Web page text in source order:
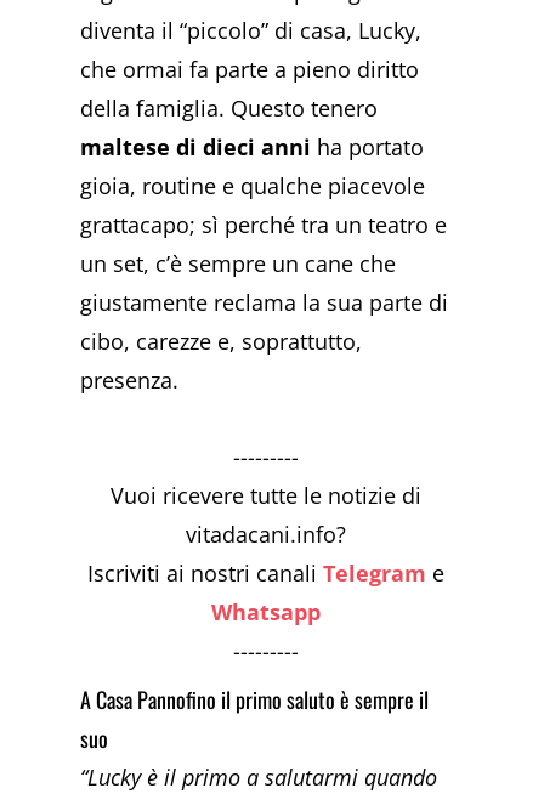
diventa il “piccolo” di casa, Lucky,
che ormai fa parte a pieno diritto
della famiglia. Questo tenero
maltese di dieci anni ha portato
gioia, routine e qualche piacevole
grattacapo; sì perché tra un teatro e
un set, c’è sempre un cane che
giustamente reclama la sua parte di
cibo, carezze e, soprattutto,
presenza.
---------
Vuoi ricevere tutte le notizie di
vitadacani.info?
Iscriviti ai nostri canaliTelegram e
Whatsapp
---------
A Casa Pannofino il primo saluto è sempre il
suo
“Lucky è il primo a salutarmi quando